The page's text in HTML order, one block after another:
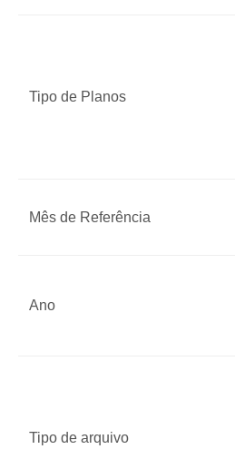
Tipo de Planos
Mês de Referência
Ano
Tipo de arquivo